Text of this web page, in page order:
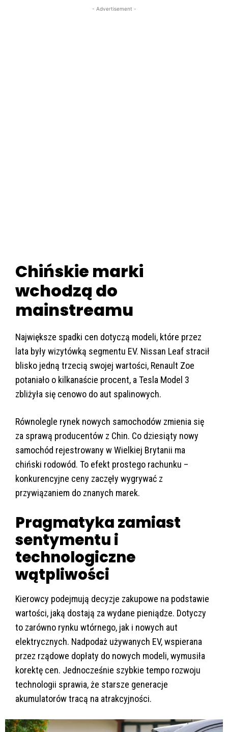
- Advertisement -
Chińskie marki
wchodzą do
mainstreamu
Największe spadki cen dotyczą modeli, które przez
lata były wizytówką segmentu EV. Nissan Leaf stracił
blisko jedną trzecią swojej wartości, Renault Zoe
potaniało o kilkanaście procent, a Tesla Model 3
zbliżyła się cenowo do aut spalinowych.
Równolegle rynek nowych samochodów zmienia się
za sprawą producentów z Chin. Co dziesiąty nowy
samochód rejestrowany w Wielkiej Brytanii ma
chiński rodowód. To efekt prostego rachunku –
konkurencyjne ceny zaczęły wygrywać z
przywiązaniem do znanych marek.
Pragmatyka zamiast
sentymentu i
technologiczne
wątpliwości
Kierowcy podejmują decyzje zakupowe na podstawie
wartości, jaką dostają za wydane pieniądze. Dotyczy
to zarówno rynku wtórnego, jak i nowych aut
elektrycznych. Nadpodaż używanych EV, wspierana
przez rządowe dopłaty do nowych modeli, wymusiła
korektę cen. Jednocześnie szybkie tempo rozwoju
technologii sprawia, że starsze generacje
akumulatorów tracą na atrakcyjności.